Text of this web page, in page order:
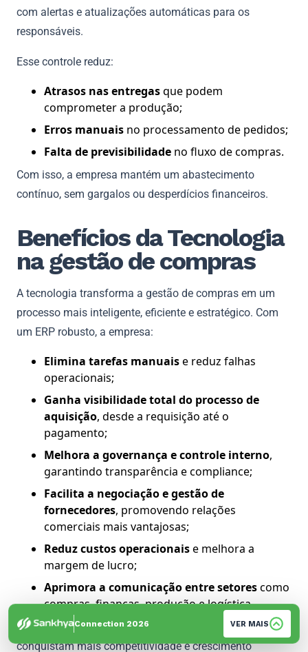
com alertas e atualizações automáticas para os
responsáveis.
Esse controle reduz:
Atrasos nas entregasque podem
comprometer a produção;
Erros manuais no processamento de pedidos;
Falta de previsibilidade no fluxo de compras.
Com isso, a empresa mantém um abastecimento
contínuo, sem gargalos ou desperdícios financeiros.
Benefícios da Tecnologia
na gestão de compras
A tecnologia transforma a gestão de compras em um
processo mais inteligente, eficiente e estratégico. Com
um ERP robusto, a empresa:
Elimina tarefas manuaise reduz falhas
operacionais;
Ganha visibilidade total do processo de
aquisição, desde a requisição até o
pagamento;
Melhora a governança e controle interno,
garantindo transparência e compliance;
Facilita a negociação e gestão de
fornecedores, promovendo relações
comerciais mais vantajosas;
Reduz custos operacionaise melhora a
margem de lucro;
Aprimora a comunicação entre setorescomo
compras, finanças, produção e logística.
Ao implementar um ERP especializado, as empresas
conquistam mais competitividade e crescimento
Connection 2026 VER MAIS